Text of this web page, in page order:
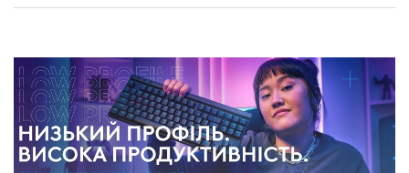
Дополнительно
Раскладка:
ENG / UKR
Длина кабеля:
1.8 м
Радиус действия:
10 м